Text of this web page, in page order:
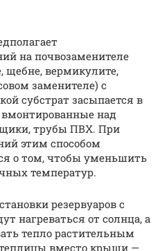
на почвозаменителе
щебне, вермикулите,
заменителе) с
субстрат засыпается в
над
трубы ПВХ. При
этим способом
о том, чтобы уменьшить
температур.
резервуаров с
нагреваться от солнца, а
тепло растительным
вместо крыши —